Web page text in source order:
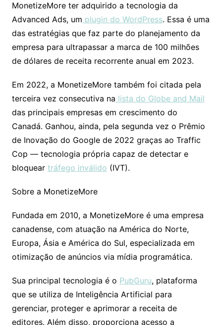
MonetizeMore ter adquirido a tecnologia da
Advanced Ads, um plugin do WordPress. Essa é uma
das estratégias que faz parte do planejamento da
empresa para ultrapassar a marca de 100 milhões
de dólares de receita recorrente anual em 2023.
Em 2022, a MonetizeMore também foi citada pela
terceira vez consecutiva na lista do Globe and Mail
das principais empresas em crescimento do
Canadá. Ganhou, ainda, pela segunda vez o Prêmio
de Inovação do Google de 2022 graças ao Traffic
Cop — tecnologia própria capaz de detectar e
bloquear tráfego inválido (IVT).
Sobre a MonetizeMore
Fundada em 2010, a MonetizeMore é uma empresa
canadense, com atuação na América do Norte,
Europa, Ásia e América do Sul, especializada em
otimização de anúncios via mídia programática.
Sua principal tecnologia é o PubGuru, plataforma
que se utiliza de Inteligência Artificial para
gerenciar, proteger e aprimorar a receita de
editores. Além disso, proporciona acesso a